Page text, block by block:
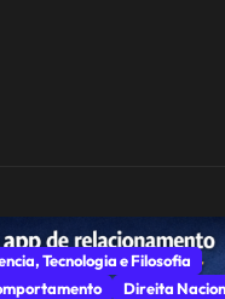
Tecnologia e Filosofia
Direita